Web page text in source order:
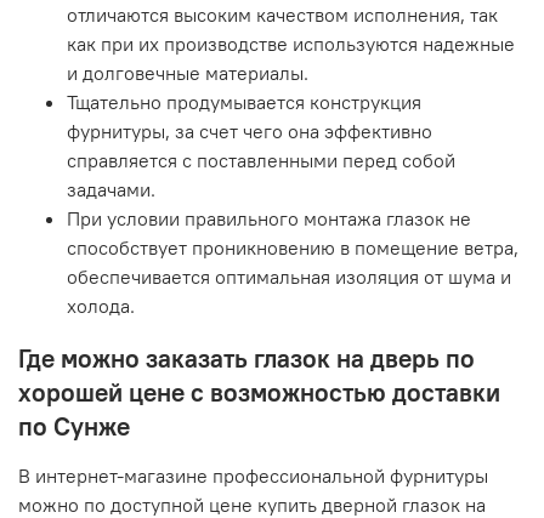
отличаются высоким качеством исполнения, так
как при их производстве используются надежные
и долговечные материалы.
Тщательно продумывается конструкция
фурнитуры, за счет чего она эффективно
справляется с поставленными перед собой
задачами.
При условии правильного монтажа глазок не
способствует проникновению в помещение ветра,
обеспечивается оптимальная изоляция от шума и
холода.
Где можно заказать глазок на дверь по
хорошей цене с возможностью доставки
по Сунже
В интернет-магазине профессиональной фурнитуры
можно по доступной цене купить дверной глазок на